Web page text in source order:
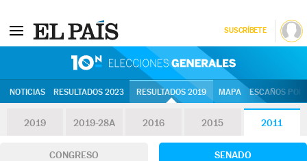
SUSCRÍBETE
NOTICIAS RESULTADOS 2023 RESULTADOS 2019 MAPA ESCAÑOS
2019 2019-28A 2016 2015 2011
CONGRESO SENADO